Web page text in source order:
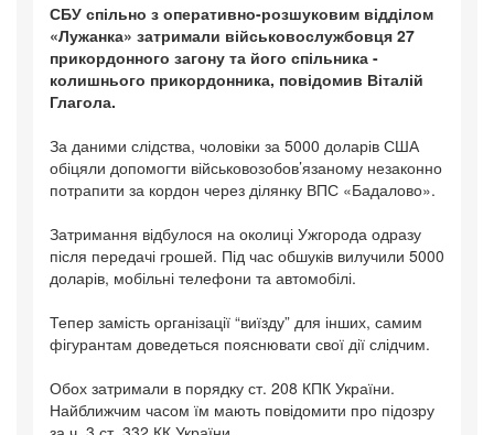
СБУ спільно з оперативно-розшуковим відділом
«Лужанка» затримали військовослужбовця 27
прикордонного загону та його спільника -
колишнього прикордонника, повідомив Віталій
Глагола.
За даними слідства, чоловіки за 5000 доларів США
обіцяли допомогти військовозобов’язаному незаконно
потрапити за кордон через ділянку ВПС «Бадалово».
Затримання відбулося на околиці Ужгорода одразу
після передачі грошей. Під час обшуків вилучили 5000
доларів, мобільні телефони та автомобілі.
Тепер замість організації “виїзду” для інших, самим
фігурантам доведеться пояснювати свої дії слідчим.
Обох затримали в порядку ст. 208 КПК України.
Найближчим часом їм мають повідомити про підозру